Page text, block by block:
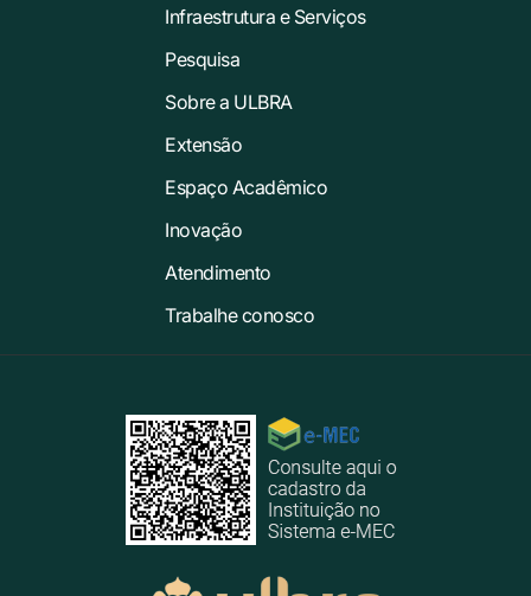
Infraestrutura e Serviços
Pesquisa
Sobre a ULBRA
Extensão
Espaço Acadêmico
Inovação
Atendimento
Trabalhe conosco